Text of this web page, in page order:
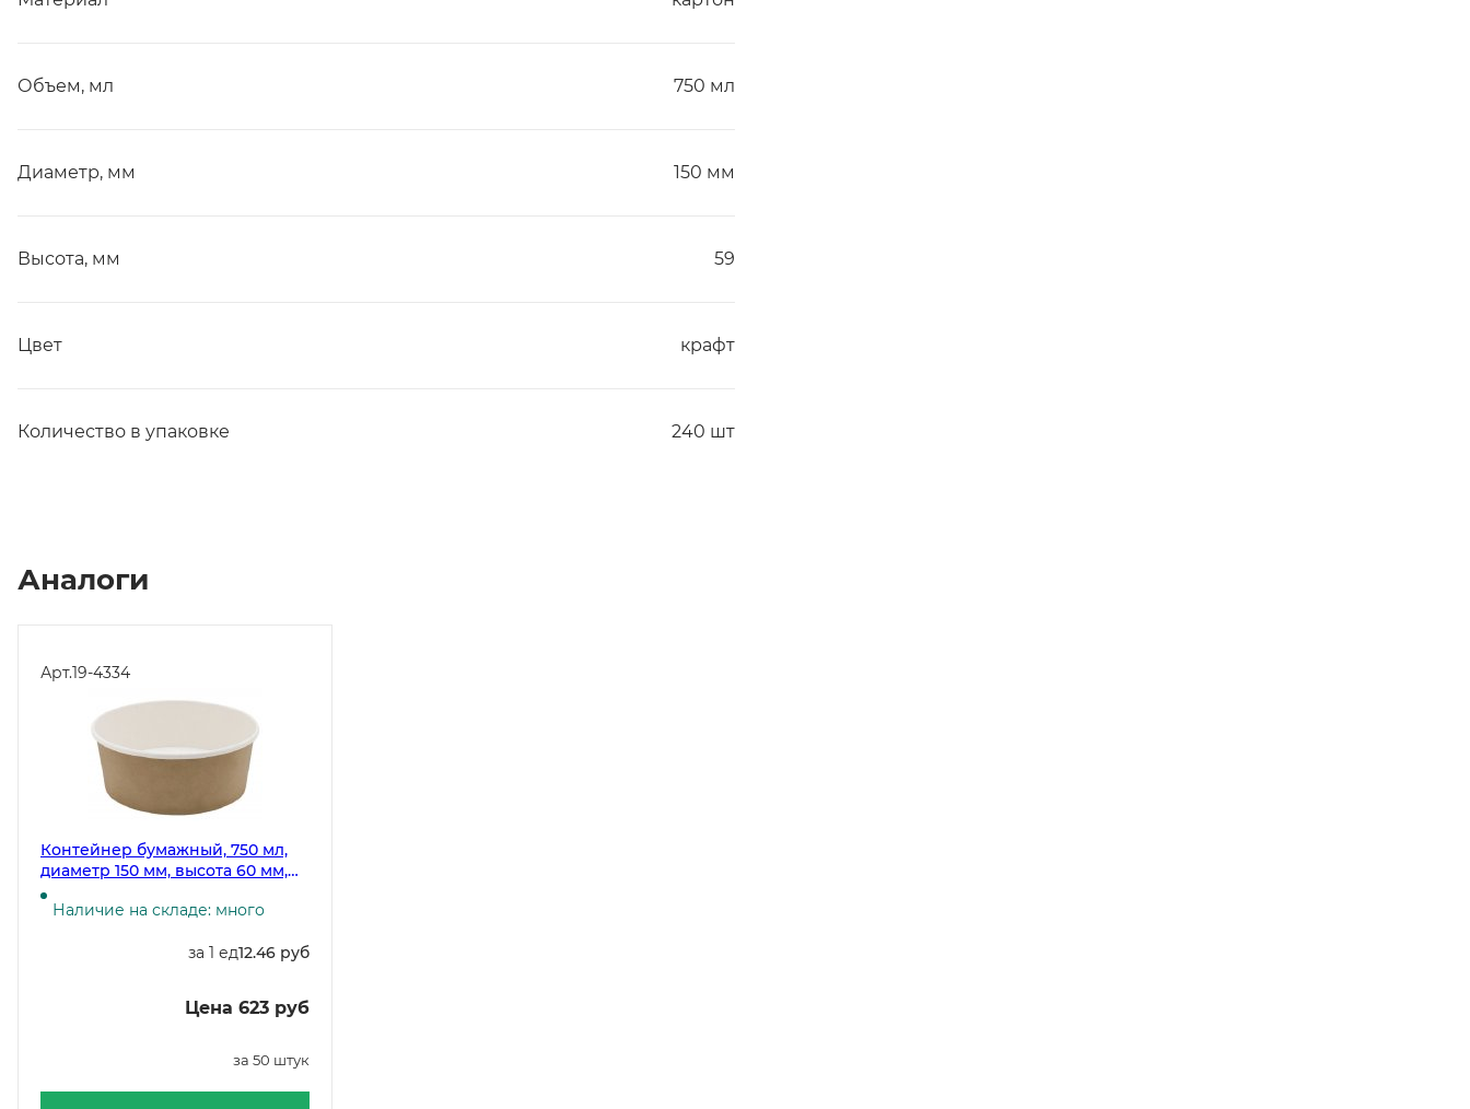
Объем, мл 750 мл
Диаметр, мм 150 мм
Высота, мм 59
Цвет крафт
Количество в упаковке 240 шт
Аналоги
Арт.19-4334
Контейнер бумажный, 750 мл,
диаметр 150 мм, высота 60 мм,
крафт, 50 штук (крышка 19-0109,
19-2426)
Наличие на складе: много
за 1 ед12.46 руб
Цена 623 руб
за 50 штук